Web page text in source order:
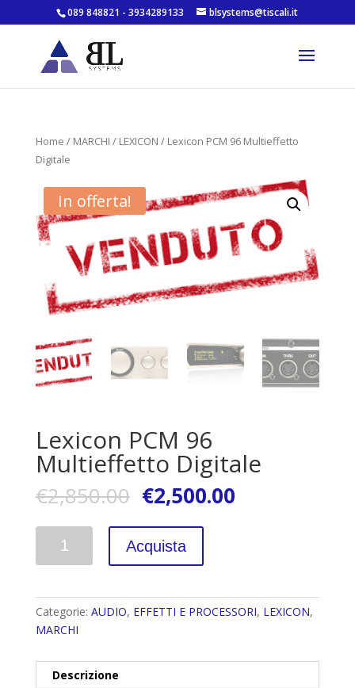
089 848821 - 3934289133 blsystems@tiscali.it
Home / MARCHI / LEXICON / Lexicon PCM 96 Multieffetto
Digitale
In offerta!
Lexicon PCM 96
Multieffetto Digitale
€2,850.00 €2,500.00
Acquista
Categorie: AUDIO, EFFETTI E PROCESSORI, LEXICON,
MARCHI
Descrizione